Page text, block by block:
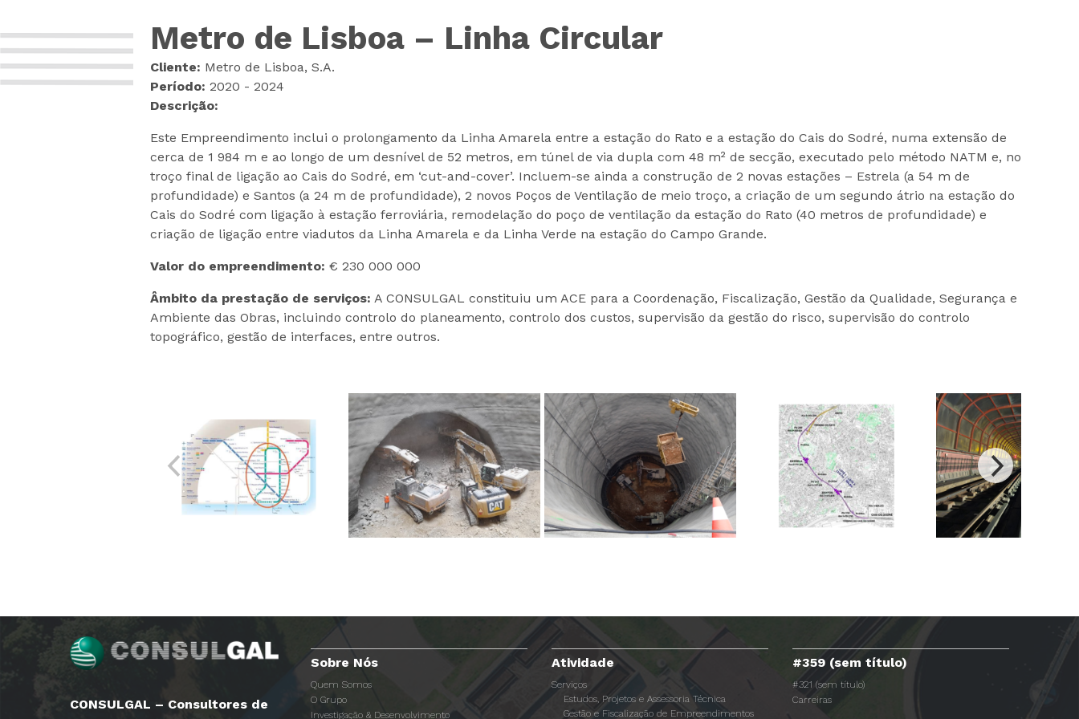
Metro de Lisboa – Linha Circular
Cliente: Metro de Lisboa, S.A.
Período: 2020 - 2024
Descrição:
Este Empreendimento inclui o prolongamento da Linha Amarela entre a estação do Rato e a estação do Cais do Sodré, numa extensão de
cerca de 1 984 m e ao longo de um desnível de 52 metros, em túnel de via dupla com 48 m² de secção, executado pelo método NATM e, no
troço final de ligação ao Cais do Sodré, em ‘cut-and-cover’. Incluem-se ainda a construção de 2 novas estações – Estrela (a 54 m de
profundidade) e Santos (a 24 m de profundidade), 2 novos Poços de Ventilação de meio troço, a criação de um segundo átrio na estação do
Cais do Sodré com ligação à estação ferroviária, remodelação do poço de ventilação da estação do Rato (40 metros de profundidade) e
criação de ligação entre viadutos da Linha Amarela e da Linha Verde na estação do Campo Grande.
Valor do empreendimento: € 230 000 000
Âmbito da prestação de serviços: A CONSULGAL constituiu um ACE para a Coordenação, Fiscalização, Gestão da Qualidade, Segurança e
Ambiente das Obras, incluindo controlo do planeamento, controlo dos custos, supervisão da gestão do risco, supervisão do controlo
topográfico, gestão de interfaces, entre outros.
CONSULGAL – Consultores de
Sobre Nós
Quem Somos
O Grupo
Investigação & Desenvolvimento
Atividade
Serviços
Estudos, Projetos e Assessoria Técnica
Gestão e Fiscalização de Empreendimentos
#359 (sem título)
#321 (sem título)
Carreiras